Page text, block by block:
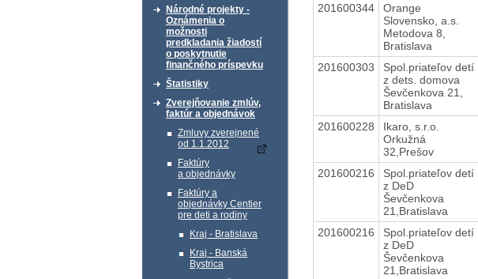
Národné projekty -
Oznámenia o
možnosti
predkladania žiadostí
o poskytnutie
finančného príspevku
Štatistiky
Zverejňovanie zmlúv,
faktúr a objednávok
Zmluvy zverejnené
od 1.1.2012
Faktúry
a objednávky
Faktúry a
objednávky Centier
pre deti a rodiny
Kraj - Bratislava
Kraj - Banská
Bystrica
201600344
Orange
Slovensko, a.s.
Metodova 8,
Bratislava
201600303
Spol.priateľov detí
z dets. domova
Ševčenkova 21,
Bratislava
201600228
Ikaro, s.r.o.
Orkužná
32,Prešov
201600216
Spol.priateľov detí
z DeD
Ševčenkova
21,Bratislava
201600216
Spol.priateľov detí
z DeD
Ševčenkova
21,Bratislava